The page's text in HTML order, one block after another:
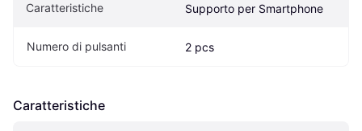
Caratteristiche Supporto per Smartphone
Numero di pulsanti 2 pcs
Caratteristiche